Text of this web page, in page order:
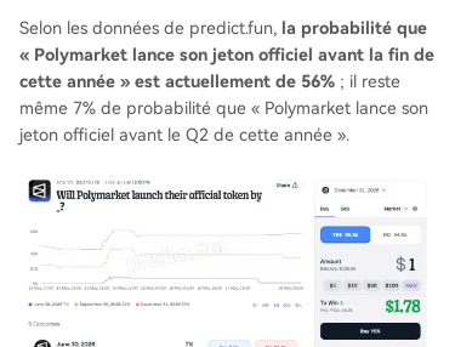
otentiels pour obtenir des badges (employés, tr
aders performants, contributeurs), suggérant q
u'ils pourraient être liés à l'attribution. Il a égale
ment indiqué que relier son compte X et partag
er activement du contenu sur Polymarket faisait
partie des conditions. Cependant, l'auteur de l'a
rticle estime qu'un lancement avant la Coupe du
Monde de football est peu probable, Polymarke
t priorisant probablement l'amélioration de son i
nfrastructure et de l'expérience utilisateur pour c
et événement majeur. En attendant, sa stratégie
personnelle combine des transactions de couve
Selon les données de predict.fun, la probabilité que
« Polymarket lance son jeton officiel avant la fin de
cette année » est actuellement de 56% ; il reste
même 7% de probabilité que « Polymarket lance son
jeton officiel avant le Q2 de cette année ».